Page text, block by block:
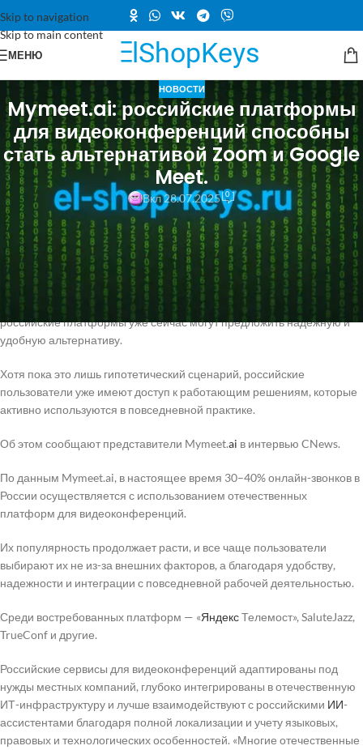
Skip to navigation
Skip to main content
МЕНЮ
НОВОСТИ
Mymeet.ai: российские платформы
для видеоконференций способны
стать альтернативой Zoom и Google
Meet.
Вкл 28.07.2025 0
Российские платформы для видеоконференций, такие как
Mymeet.ai, готовы заменить Zoom и Google Meet
В свете обсуждений о возможных ограничениях доступа к
зарубежным сервисам видеоконференций, таким как Zoom,
Google
Meet и
Microsoft Teams, в компании Mymeet.
уверены, что
российские платформы уже сейчас могут предложить надежную и
удобную альтернативу.
Хотя пока это лишь гипотетический сценарий, российские
пользователи уже имеют доступ к работающим решениям, которые
активно используются в повседневной практике.
Об этом сообщают представители Mymeet.ai в интервью CNews.
По данным Mymeet.ai, в настоящее время 30–40% онлайн-звонков в
России осуществляется с использованием отечественных
платформ для видеоконференций.
Их популярность продолжает расти, и все чаще пользователи
выбирают их не из-за внешних факторов, а благодаря удобству,
надежности и интеграции с повседневной рабочей деятельностью.
Среди востребованных платформ — «ЯндексТелемост», SaluteJazz,
TrueConf и другие.
Российские сервисы для видеоконференций адаптированы под
нужды местных компаний, глубоко интегрированы в отечественную
ИТ-инфраструктуру и лучше взаимодействуют с российскими ИИ-
ассистентами благодаря полной локализации и учету языковых,
правовых и технологических особенностей. «Многие отечественные